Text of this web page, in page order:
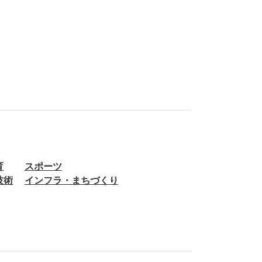
スポーツ
術
インフラ・まちづくり